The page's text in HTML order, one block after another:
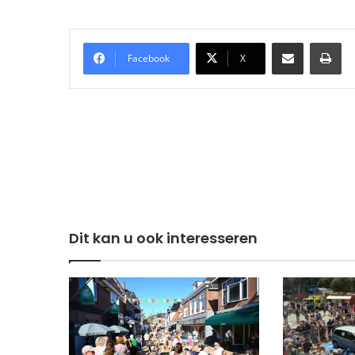
Facebook X
Delen via Email
Dit kan u ook interesseren